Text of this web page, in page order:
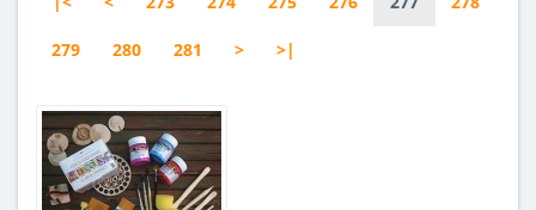
279 280 281 > >|